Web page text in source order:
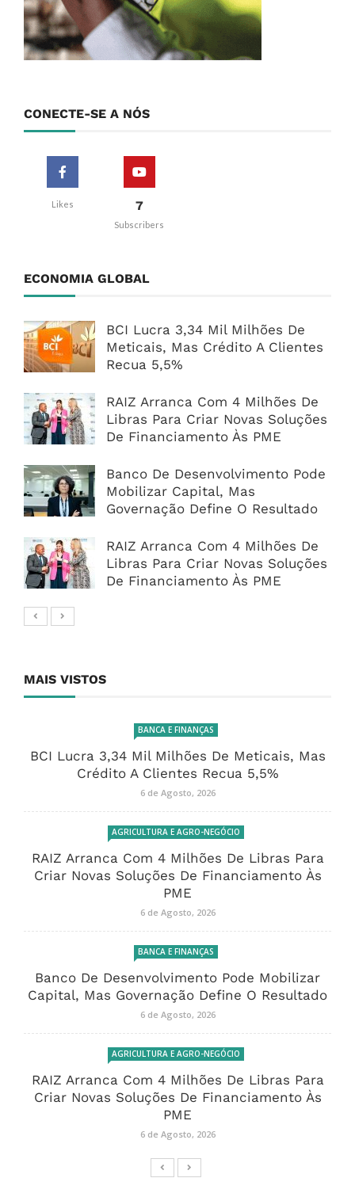
CONECTE-SE A NÓS
Likes 7
Subscribers
ECONOMIA GLOBAL
BCI Lucra 3,34 Mil Milhões De
Meticais, Mas Crédito A Clientes
Recua 5,5%
RAIZ Arranca Com 4 Milhões De
Libras Para Criar Novas Soluções
De Financiamento Às PME
Banco De Desenvolvimento Pode
Mobilizar Capital, Mas
Governação Define O Resultado
RAIZ Arranca Com 4 Milhões De
Libras Para Criar Novas Soluções
De Financiamento Às PME
MAIS VISTOS
BANCA E FINANÇAS
BCI Lucra 3,34 Mil Milhões De Meticais, Mas
Crédito A Clientes Recua 5,5%
6 de Agosto, 2026
AGRICULTURA E AGRO-NEGÓCIO
RAIZ Arranca Com 4 Milhões De Libras Para
Criar Novas Soluções De Financiamento Às
PME
6 de Agosto, 2026
BANCA E FINANÇAS
Banco De Desenvolvimento Pode Mobilizar
Capital, Mas Governação Define O Resultado
6 de Agosto, 2026
AGRICULTURA E AGRO-NEGÓCIO
RAIZ Arranca Com 4 Milhões De Libras Para
Criar Novas Soluções De Financiamento Às
PME
6 de Agosto, 2026